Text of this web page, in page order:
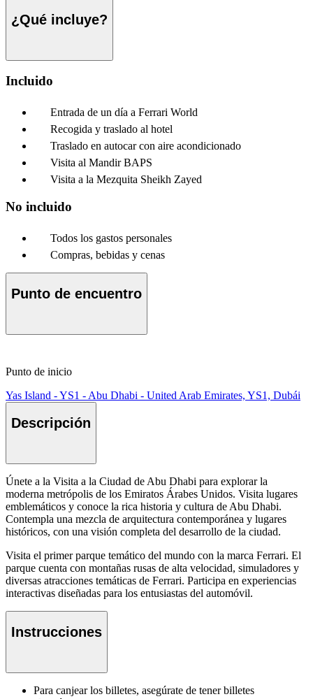
¿Qué incluye?
Incluido
Entrada de un día a Ferrari World
Recogida y traslado al hotel
Traslado en autocar con aire acondicionado
Visita al Mandir BAPS
Visita a la Mezquita Sheikh Zayed
No incluido
Todos los gastos personales
Compras, bebidas y cenas
Punto de encuentro
Punto de inicio
Yas Island - YS1 - Abu Dhabi - United Arab Emirates, YS1, Dubái
Descripción
Únete a la Visita a la Ciudad de Abu Dhabi para explorar la
moderna metrópolis de los Emiratos Árabes Unidos. Visita lugares
emblemáticos y conoce la rica historia y cultura de Abu Dhabi.
Contempla una mezcla de arquitectura contemporánea y lugares
históricos, con una visión completa del desarrollo de la ciudad.
Visita el primer parque temático del mundo con la marca Ferrari. El
parque cuenta con montañas rusas de alta velocidad, simuladores y
diversas atracciones temáticas de Ferrari. Participa en experiencias
interactivas diseñadas para los entusiastas del automóvil.
Instrucciones
Para canjear los billetes, asegúrate de tener billetes